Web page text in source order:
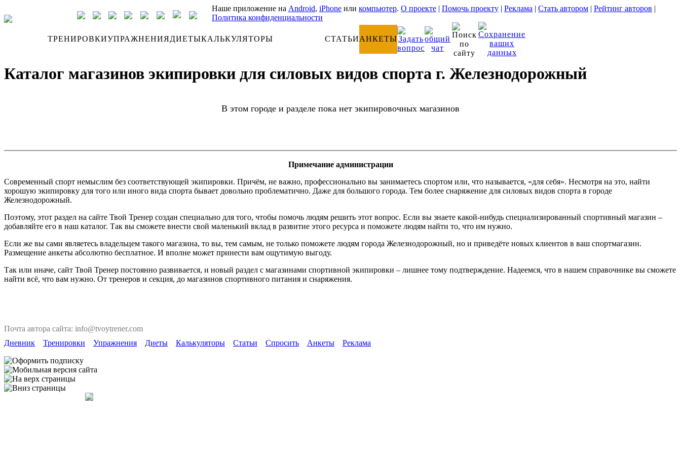
Наше приложение на Android, iPhone или компьютер. О проекте | Помочь проекту | Реклама | Стать автором | Рейтинг авторов |
Политика конфиденциальности
ТРЕНИРОВКИУПРАЖНЕНИЯДИЕТЫКАЛЬКУЛЯТОРЫ СТАТЬИАНКЕТЫ
Каталог магазинов экипировки для силовых видов спорта г. Железнодорожный
В этом городе и разделе пока нет экипировочных магазинов
Примечание администрации
Современный спорт немыслим без соответствующей экипировки. Причём, не важно, профессионально вы занимаетесь спортом или, что называется, «для себя». Несмотря на это, найти
хорошую экипировку для того или иного вида спорта бывает довольно проблематично. Даже для большого города. Тем более снаряжение для силовых видов спорта в городе
Железнодорожный.
Поэтому, этот раздел на сайте Твой Тренер создан специально для того, чтобы помочь людям решить этот вопрос. Если вы знаете какой-нибудь специализированный спортивный магазин –
добавляйте его в наш каталог. Так вы сможете внести свой маленький вклад в развитие этого ресурса и поможете людям найти то, что им нужно.
Если же вы сами являетесь владельцем такого магазина, то вы, тем самым, не только поможете людям города Железнодорожный, но и приведёте новых клиентов в ваш спортмагазин.
Размещение анкеты абсолютно бесплатное. И вполне может принести вам ощутимую выгоду.
Так или иначе, сайт Твой Тренер постоянно развивается, и новый раздел с магазинами спортивной экипировки – лишнее тому подтверждение. Надеемся, что в нашем справочнике вы сможете
найти всё, что вам нужно. От тренеров и секция, до магазинов спортивного питания и снаряжения.
Почта автора сайта: info@tvoytrener.com
Дневник
Тренировки Упражнения Диеты Калькуляторы Статьи Спросить Анкеты Реклама